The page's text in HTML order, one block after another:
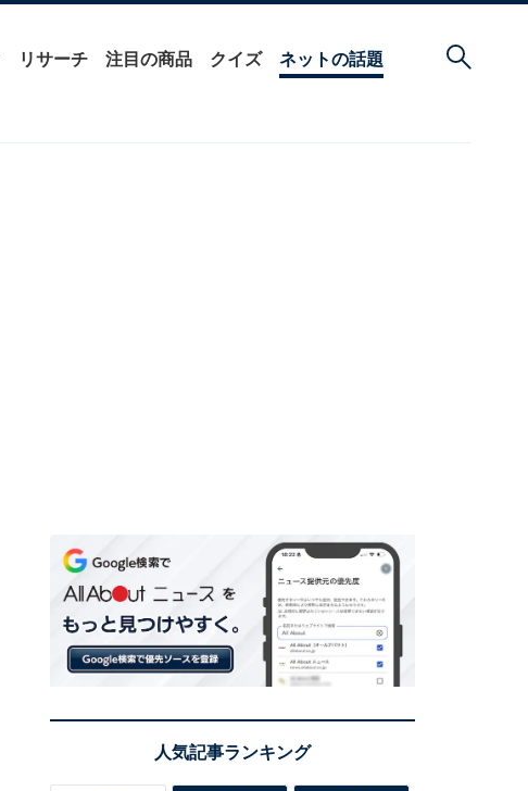
リサーチ 注目の商品 クイズ ネットの話題